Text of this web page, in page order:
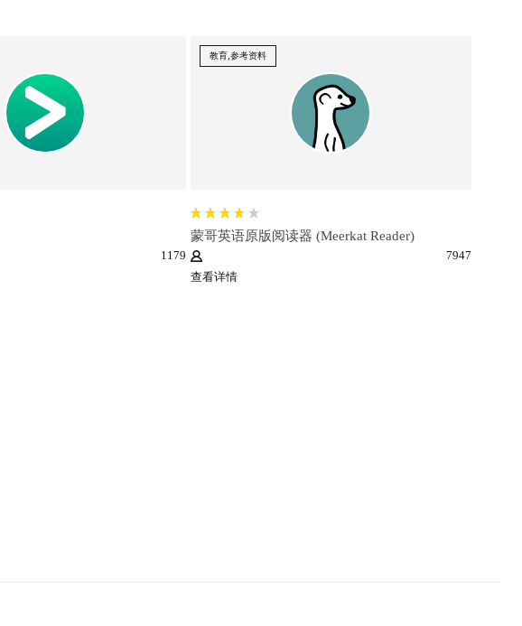
1179
教育,参考资料
蒙哥英语原版阅读器 (Meerkat Reader)
7947
查看详情